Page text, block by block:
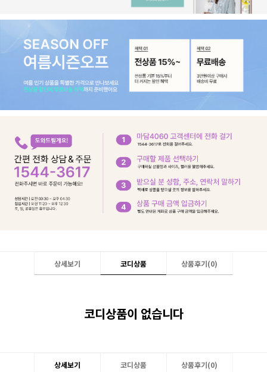
상세보기 코디상품 상품후기(0)
코디상품이 없습니다
상세보기 코디상품 상품후기(0)